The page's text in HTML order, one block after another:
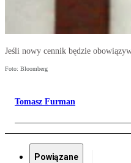
Jeśli nowy cennik będzie
Foto: Bloomberg
Tomasz Furman
Powiązane